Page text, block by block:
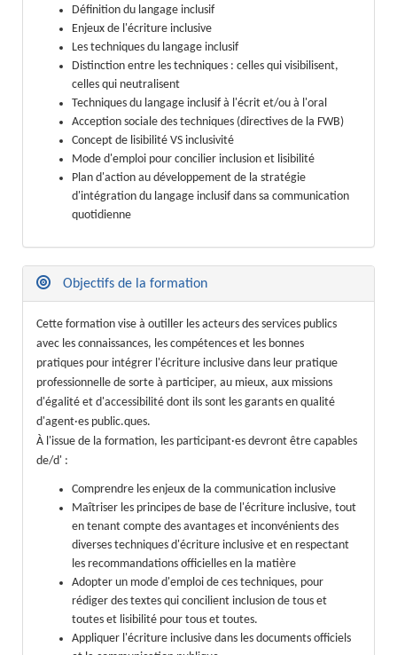
Définition du langage inclusif
Enjeux de l'écriture inclusive
Les techniques du langage inclusif
Distinction entre les techniques : celles qui visibilisent,
celles qui neutralisent
Techniques du langage inclusif à l'écrit et/ou à l'oral
Acception sociale des techniques (directives de la FWB)
Concept de lisibilité VS inclusivité
Mode d'emploi pour concilier inclusion et lisibilité
Plan d'action au développement de la stratégie
d'intégration du langage inclusif dans sa communication
quotidienne
Objectifs de la formation
Cette formation vise à outiller les acteurs des services publics
avec les connaissances, les compétences et les bonnes
pratiques pour intégrer l'écriture inclusive dans leur pratique
professionnelle de sorte à participer, au mieux, aux missions
d'égalité et d'accessibilité dont ils sont les garants en qualité
d'agent·es public.ques.
À l'issue de la formation, les participant·es devront être capables
de/d' :
Comprendre les enjeux de la communication inclusive
Maîtriser les principes de base de l'écriture inclusive, tout
en tenant compte des avantages et inconvénients des
diverses techniques d'écriture inclusive et en respectant
les recommandations officielles en la matière
Adopter un mode d'emploi de ces techniques, pour
rédiger des textes qui concilient inclusion de tous et
toutes et lisibilité pour tous et toutes.
Appliquer l'écriture inclusive dans les documents officiels